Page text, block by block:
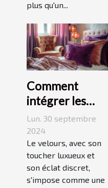
plus qu'un...
Comment
intégrer les
accessoires en
velours dans
votre quotidien
Lun. 30 septembre
2024
Le velours, avec son
toucher luxueux et
son éclat discret,
s'impose comme une